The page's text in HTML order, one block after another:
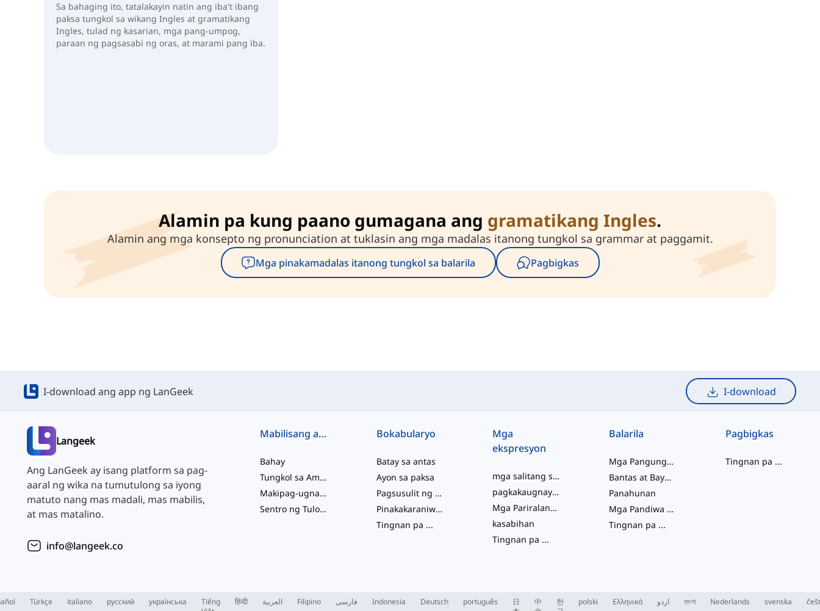
Sa bahaging ito, tatalakayin natin ang iba't ibang
paksa tungkol sa wikang Ingles at gramatikang
Ingles, tulad ng kasarian, mga pang-umpog,
paraan ng pagsasabi ng oras, at marami pang iba.
Alamin pa kung paano gumagana ang gramatikang Ingles.
Alamin ang mga konsepto ng pronunciation at tuklasin ang mga madalas itanong tungkol sa grammar at paggamit.
Mga pinakamadalas itanong tungkol sa balarila Pagbigkas
I-download ang app ng LanGeek I-download
Langeek
Ang LanGeek ay isang platform sa pag-
aaral ng wika na tumutulong sa iyong
matuto nang mas madali, mas mabilis,
at mas matalino.
info@langeek.co
Mabilisang access
Bahay
Tungkol sa Amin
Makipag-ugnayan sa Amin
Sentro ng Tulong
Bokabularyo
Batay sa antas
Ayon sa paksa
Pagsusulit ng Kabihasaan
Pinakakaraniwan
Tingnan pa ...
Mga
ekspresyon
mga salitang slang
pagkakaugnay ng salita
Mga Pariralang Pandiwa
kasabihan
Tingnan pa ...
Balarila
Mga Pangungusap
Bantas at Baybay
Panahunan
Mga Pandiwa at Tinig
Tingnan pa ...
Pagbigkas
Tingnan pa ...
Türkçe italiano русский українська
Tiếng
हिन्दी العربية Filipino فارسی Indonesia Deutsch português
日
中
한
polski Ελληνικά اردو বাংলা Nederlands svenska